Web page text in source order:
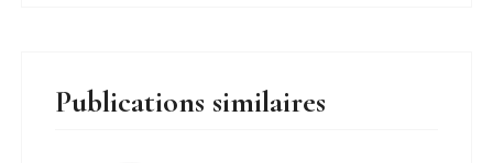
Publications similaires